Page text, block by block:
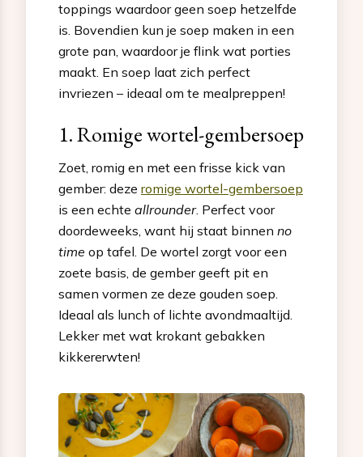
toppings waardoor geen soep hetzelfde
is. Bovendien kun je soep maken in een
grote pan, waardoor je flink wat porties
maakt. En soep laat zich perfect
invriezen – ideaal om te mealpreppen!
1. Romige wortel-gembersoep
Zoet, romig en met een frisse kick van
gember: deze romige wortel-gembersoep
is een echte allrounder. Perfect voor
doordeweeks, want hij staat binnen no
time op tafel. De wortel zorgt voor een
zoete basis, de gember geeft pit en
samen vormen ze deze gouden soep.
Ideaal als lunch of lichte avondmaaltijd.
Lekker met wat krokant gebakken
kikkererwten!